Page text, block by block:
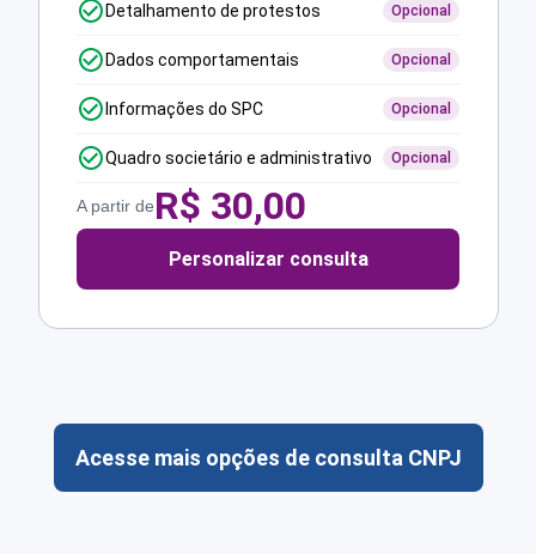
Detalhamento de protestos Opcional
Dados comportamentais Opcional
Informações do SPC Opcional
Quadro societário e administrativo Opcional
A partir deR$ 30,00
Personalizar consulta
Acesse mais opções de consulta CNPJ